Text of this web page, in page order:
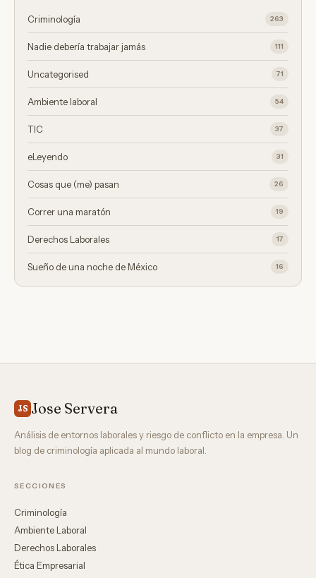
Criminología 263
Nadie debería trabajar jamás 111
Uncategorised 71
Ambiente laboral 54
TIC 37
eLeyendo 31
Cosas que (me) pasan 26
Correr una maratón 19
Derechos Laborales 17
Sueño de una noche de México 16
JS Jose Servera
Análisis de entornos laborales y riesgo de conflicto en la empresa. Un
blog de criminología aplicada al mundo laboral.
SECCIONES
Criminología
Ambiente Laboral
Derechos Laborales
Ética Empresarial